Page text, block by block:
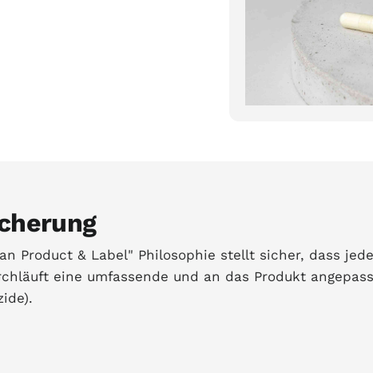
Product & Label" Philosophie stellt sicher, dass
eine umfassende und an das Produkt